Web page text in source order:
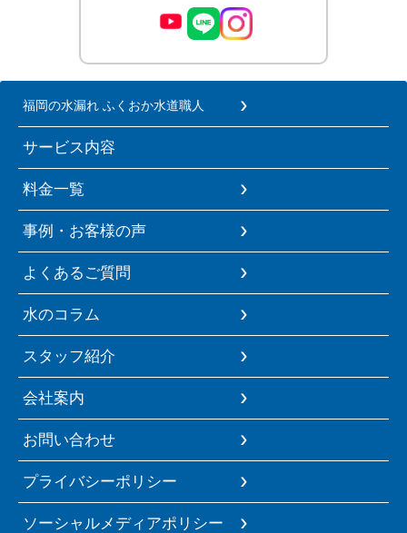
福岡の水漏れ ふくおか水道職人
サービス内容
料金一覧
事例・お客様の声
よくあるご質問
水のコラム
スタッフ紹介
会社案内
お問い合わせ
プライバシーポリシー
ソーシャルメディアポリシー